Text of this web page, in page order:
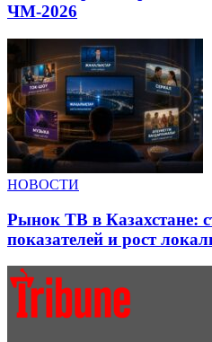
ЧМ-2026
НОВОСТИ
Рынок ТВ в Казахстане:
показателей и рост